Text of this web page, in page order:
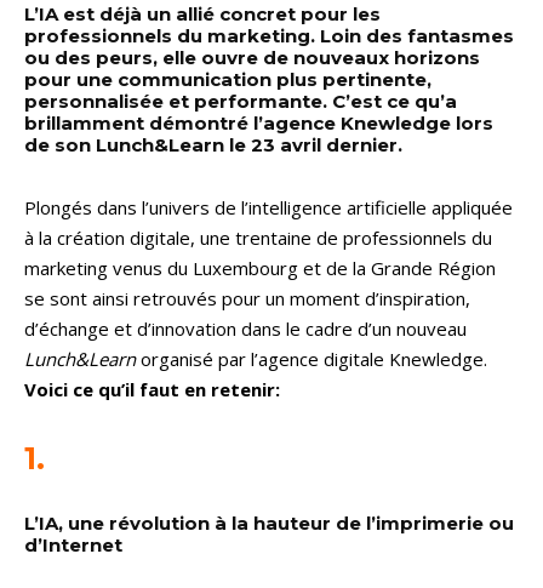
L’IA est déjà un allié concret pour les
professionnels du marketing. Loin des fantasmes
ou des peurs, elle ouvre de nouveaux horizons
pour une communication plus pertinente,
personnalisée et performante. C’est ce qu’a
brillamment démontré l’agence Knewledge lors
de son Lunch&Learn le 23 avril dernier.
Plongés dans l’univers de l’intelligence artificielle appliquée
à la création digitale, une trentaine de professionnels du
marketing venus du Luxembourg et de la Grande Région
se sont ainsi retrouvés pour un moment d’inspiration,
d’échange et d’innovation dans le cadre d’un nouveau
Lunch&Learnorganisé par l’agence digitale Knewledge.
Voici ce qu’il faut en retenir:
1.
L’IA, une révolution à la hauteur de l’imprimerie ou
d’Internet